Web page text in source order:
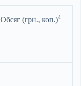
Обсяг (грн., коп.)4